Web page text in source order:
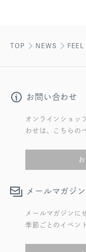
TOP NEWS
お問い合わせ
オンラインショッ
わせは、こちらの
メールマガジ
メールマガジンに
季節ごとのイベン